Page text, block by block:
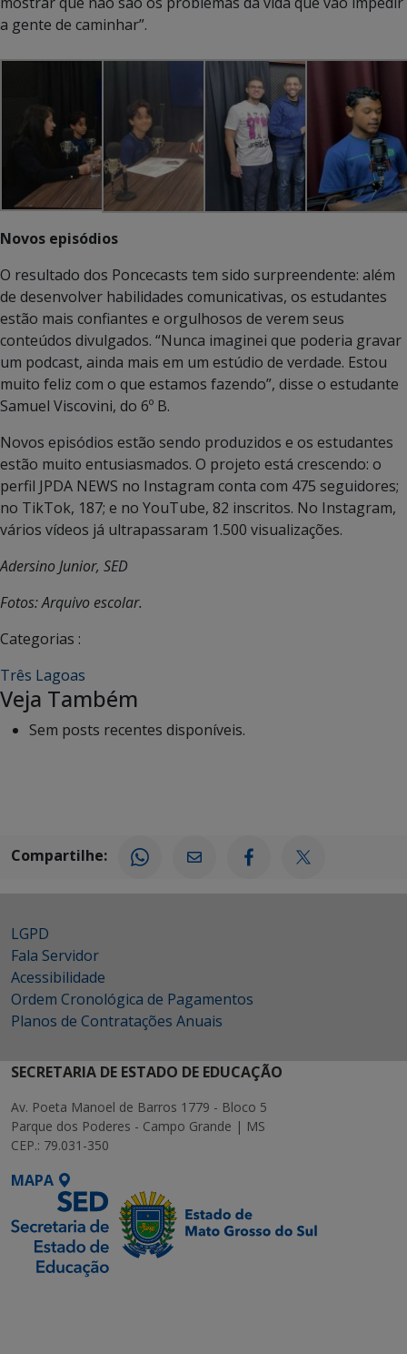
a gente de caminhar”.
Novos episódios
O resultado dos Poncecasts tem sido surpreendente: além
de desenvolver habilidades comunicativas, os estudantes
estão mais confiantes e orgulhosos de verem seus
conteúdos divulgados. “Nunca imaginei que poderia gravar
um podcast, ainda mais em um estúdio de verdade. Estou
muito feliz com o que estamos fazendo”, disse o estudante
Samuel Viscovini, do 6º B.
Novos episódios estão sendo produzidos e os estudantes
estão muito entusiasmados. O projeto está crescendo: o
perfil JPDA NEWS no Instagram conta com 475 seguidores;
no TikTok, 187; e no YouTube, 82 inscritos. No Instagram,
vários vídeos já ultrapassaram 1.500 visualizações.
Adersino Junior, SED
Fotos: Arquivo escolar.
Categorias :
Três Lagoas
Veja Também
Sem posts recentes disponíveis.
Compartilhe:
LGPD
Fala Servidor
Acessibilidade
Ordem Cronológica de Pagamentos
Planos de Contratações Anuais
SECRETARIA DE ESTADO DE EDUCAÇÃO
Av. Poeta Manoel de Barros 1779 - Bloco 5
Parque dos Poderes - Campo Grande | MS
CEP.: 79.031-350
MAPA